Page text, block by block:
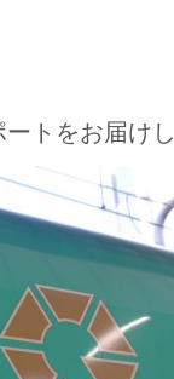
トをお届け